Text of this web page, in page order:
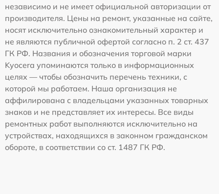
независимо и не имеет официальной авторизации от
производителя. Цены на ремонт, указанные на сайте,
носят исключительно ознакомительный характер и
не являются публичной офертой согласно п. 2 ст. 437
ГК РФ. Названия и обозначения торговой марки
Kyocera упоминаются только в информационных
целях — чтобы обозначить перечень техники, с
которой мы работаем. Наша организация не
аффилирована с владельцами указанных товарных
знаков и не представляет их интересы. Все виды
ремонтных работ выполняются исключительно на
устройствах, находящихся в законном гражданском
обороте, в соответствии со ст. 1487 ГК РФ.